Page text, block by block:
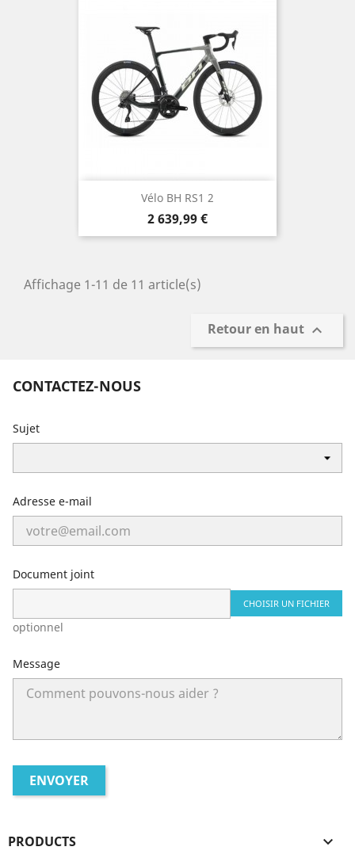
Vélo BH RS1 2
Prix
2 639,99 €
Affichage 1-11 de 11 article(s)
Retour en haut 
CONTACTEZ-NOUS
Sujet
Adresse e-mail
Document joint
CHOISIR UN FICHIER
optionnel
Message
PRODUCTS 